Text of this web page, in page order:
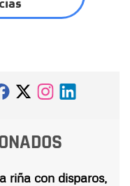
riña con disparos,